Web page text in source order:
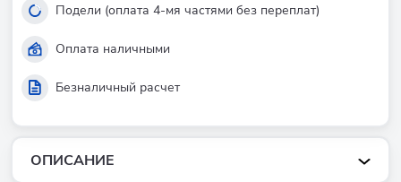
ОПИСАНИЕ
Подели (оплата 4-мя частями без переплат)
Оплата наличными
Безналичный расчет